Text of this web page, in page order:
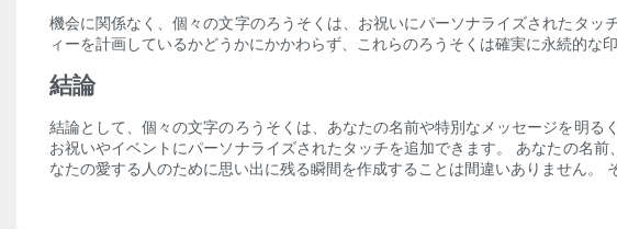
機会に関係なく、個々の文字のろうそくは、お祝いにパーソナライズされたタ
ィーを計画しているかどうかにかかわらず、これらのろうそくは確実に永続的
結論
結論として、個々の文字のろうそくは、あなたの名前や特別なメッセージを明
お祝いやイベントにパーソナライズされたタッチを追加できます。 あなたの名
なたの愛する人のために思い出に残る瞬間を作成することは間違いありません